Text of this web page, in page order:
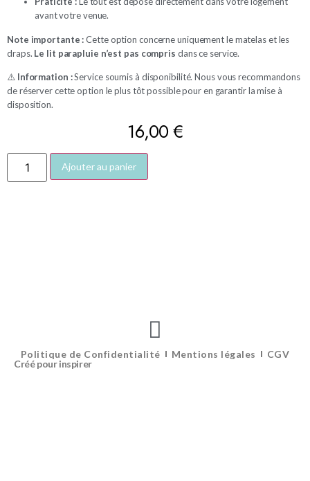
avant votre venue.
Note importante :Cette option concerne uniquement le matelas et les
draps. Le lit parapluie n’est pas compris dans ce service.
⚠️ Information :Service soumis à disponibilité. Nous vous recommandons
de réserver cette option le plus tôt possible pour en garantir la mise à
disposition.
16,00€
Ajouter au panier
Politique de Confidentialité Mentions légales
CGV
Créé pour inspirer